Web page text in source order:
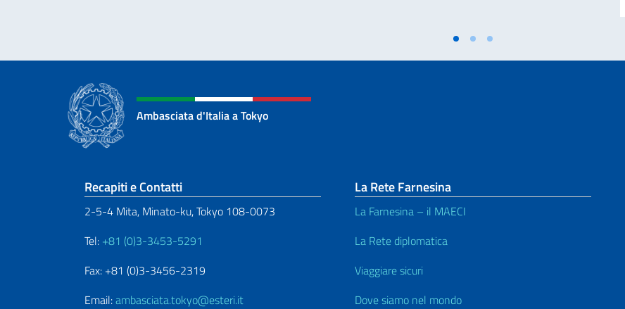
Ambasciata d'Italia a Tokyo
Sezione footer
Recapiti e Contatti
2-5-4 Mita, Minato-ku, Tokyo 108-0073
Tel: +81 (0)3-3453-5291
Fax: +81 (0)3-3456-2319
Email:ambasciata.tokyo@esteri.it
La Rete Farnesina
La Farnesina – il MAECI
La Rete diplomatica
Viaggiare sicuri
Dove siamo nel mondo